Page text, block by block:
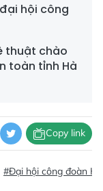
hội công
thuật chào
toàn tỉnh Hà
Copy link
#Đại hội công đoàn